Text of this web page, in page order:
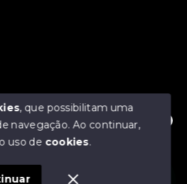
disponíveis para te ajudar.
Aliança Assessoria Imobiliária
, que possibilitam uma
navegação.Ao continuar,
uso de cookies.